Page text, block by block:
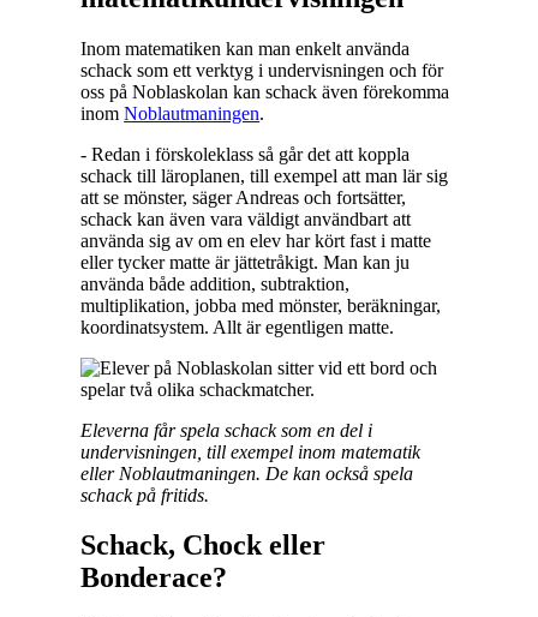
Inom matematiken kan man enkelt använda
schack som ett verktyg i undervisningen och för
oss på Noblaskolan kan schack även förekomma
inomNoblautmaningen.
- Redan i förskoleklass så går det att koppla
schack till läroplanen, till exempel att man lär sig
att se mönster, säger Andreas och fortsätter,
schack kan även vara väldigt användbart att
använda sig av om en elev har kört fast i matte
eller tycker matte är jättetråkigt. Man kan ju
använda både addition, subtraktion,
multiplikation, jobba med mönster, beräkningar,
koordinatsystem. Allt är egentligen matte.
Eleverna får spela schack som en del i
undervisningen, till exempel inom matematik
eller Noblautmaningen. De kan också spela
schack på fritids.
Schack, Chock eller
Bonderace?